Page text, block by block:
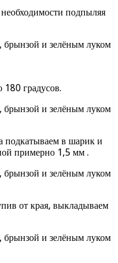
подпыляя
180 градусов.
подкатываем в шарик и
примерно 1,5 мм .
от края, выкладываем